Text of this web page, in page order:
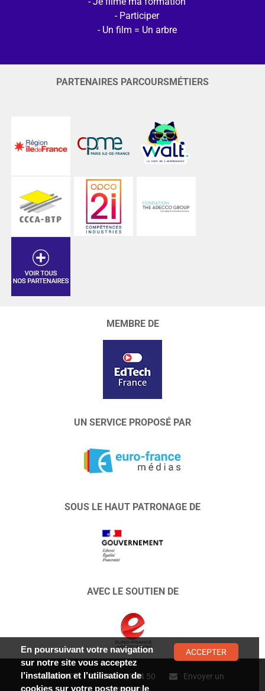
Participer
Un film = Un arbre
PARTENAIRES PARCOURSMÉTIERS
MEMBRE DE
UN SERVICE PROPOSÉ PAR
SOUS LE HAUT PATRONAGE DE
AVEC LE SOUTIEN DE
CONTACT : 01 47 01 34 50
Envoyer un
message
En poursuivant votre navigation
sur notre site vous acceptez
l’installation et l’utilisation de
cookies sur votre poste pour le
ACCEPTER